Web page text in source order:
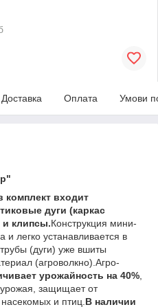
Доставка Оплата Умови
комплект входит
дуги (каркас
и клипсы.Конструкция мини-
легко устанавливается в
(дуги) уже вшиты
(агроволкно).Агро-
урожайность на 40%
урожая, защищает от
и птиц. В наличии